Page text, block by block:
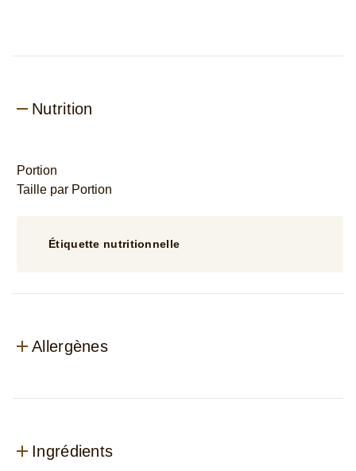
Nutrition
Portion
Taille par Portion
Étiquette nutritionnelle
Allergènes
Ingrédients